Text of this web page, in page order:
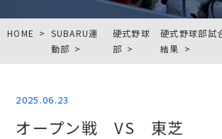
HOME
SUBARU運
動部
硬式野球
部
硬式野球部試
結果
2025.06.23
オープン戦 VS 東芝